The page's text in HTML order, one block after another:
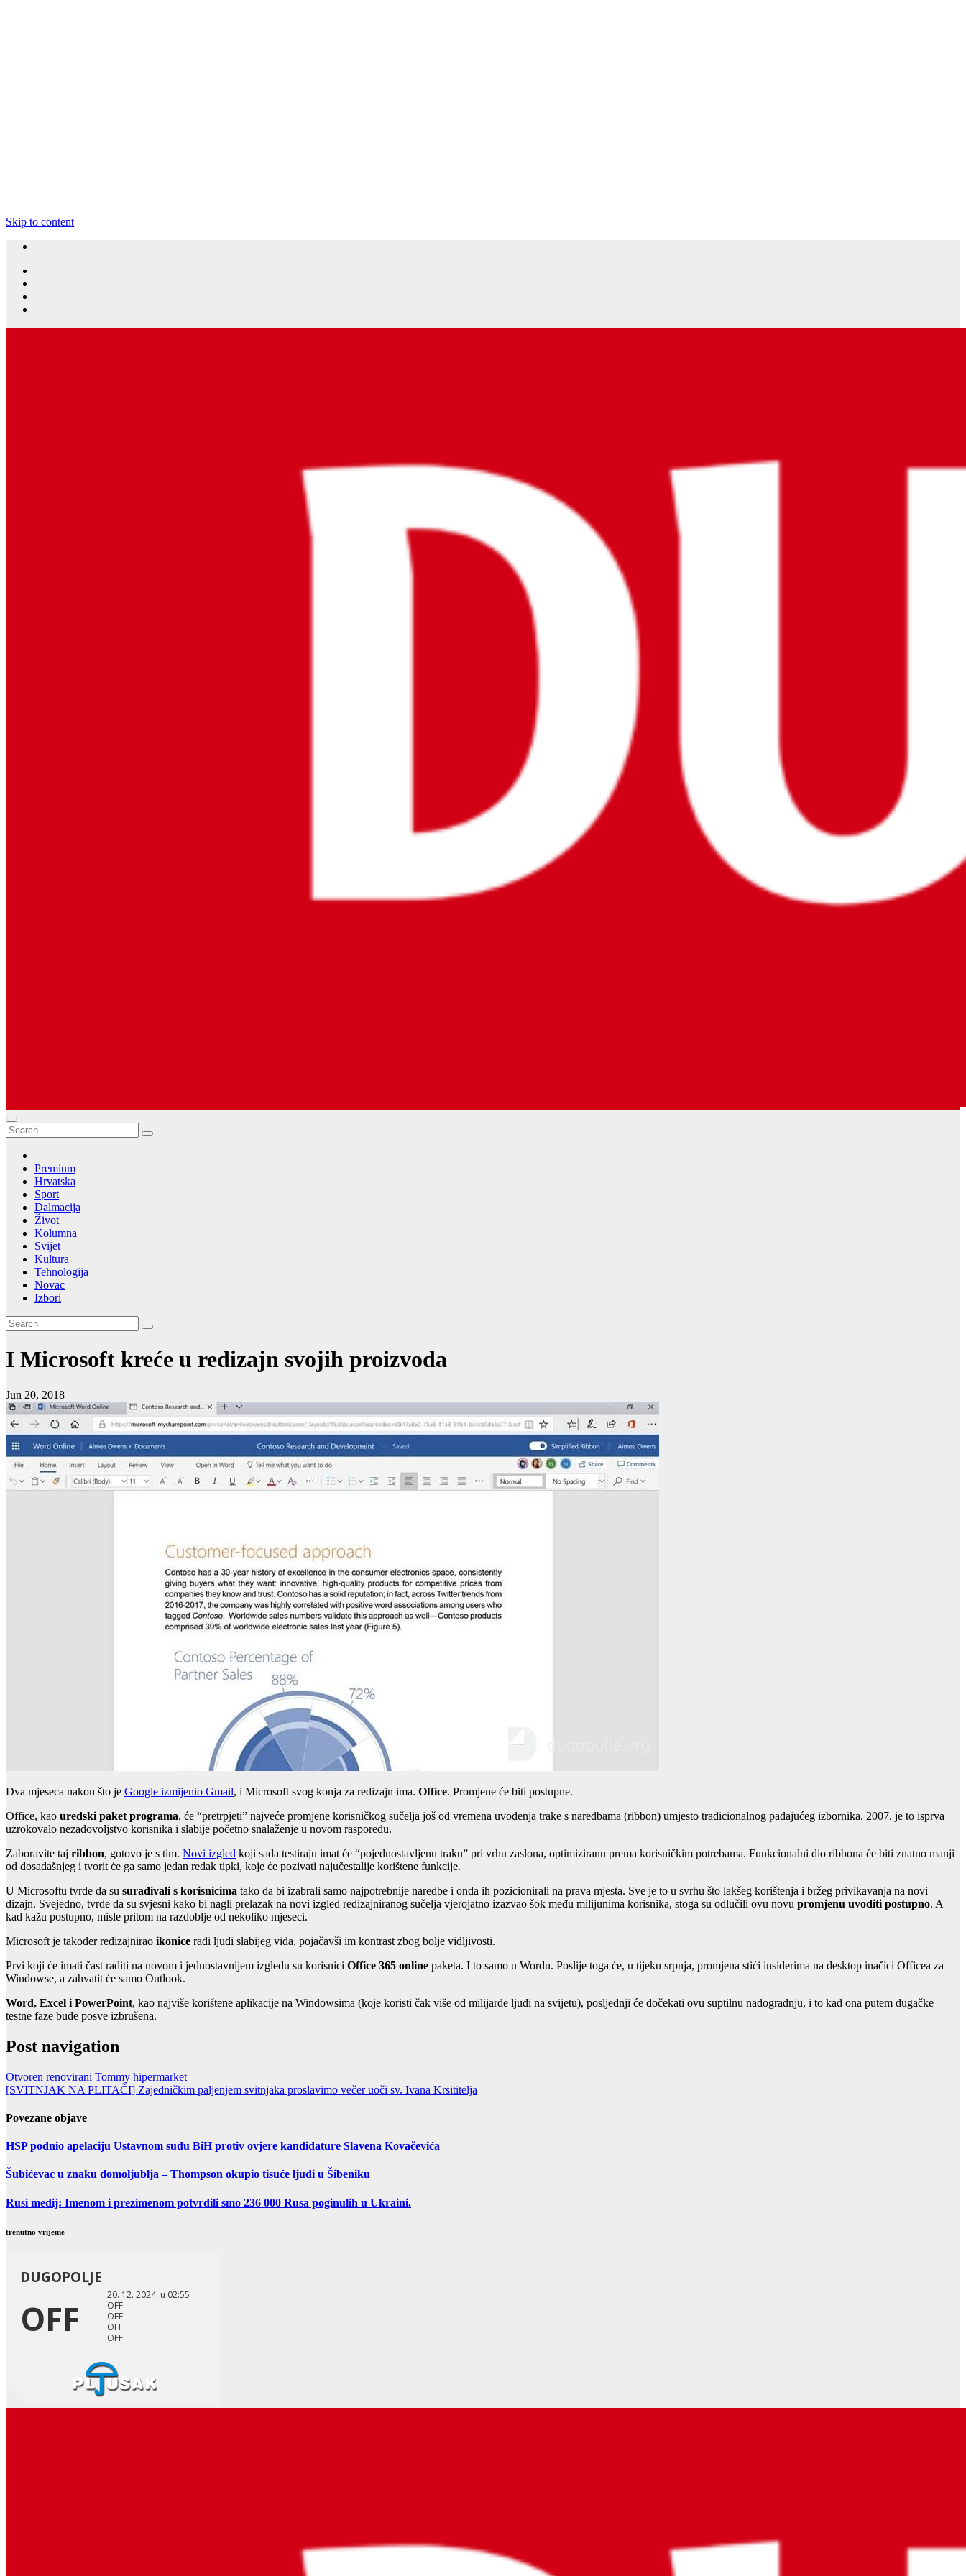
Skip to content
Dugopolje Portal
Najnovije vijesti Hrvatske, Dalmacije i Svijeta
Premium
Hrvatska
Sport
Dalmacija
Život
Kolumna
Svijet
Kultura
Tehnologija
Novac
Izbori
I Microsoft kreće u redizajn svojih proizvoda
Jun 20, 2018
Dva mjeseca nakon što je Google izmijenio Gmail, i Microsoft svog konja za redizajn ima. Office. Promjene će biti postupne.
Office, kao uredski paket programa, će “pretrpjeti” najveće promjene korisničkog sučelja još od vremena uvođenja trake s naredbama (ribbon) umjesto tradicionalnog padajućeg izbornika. 2007. je to isprva
uzrokovalo nezadovoljstvo korisnika i slabije početno snalaženje u novom rasporedu.
Zaboravite taj ribbon, gotovo je s tim. Novi izgled koji sada testiraju imat će “pojednostavljenu traku” pri vrhu zaslona, optimiziranu prema korisničkim potrebama. Funkcionalni dio ribbona će biti znatno manji
od dosadašnjeg i tvorit će ga samo jedan redak tipki, koje će pozivati najučestalije korištene funkcije.
U Microsoftu tvrde da su surađivali s korisnicima tako da bi izabrali samo najpotrebnije naredbe i onda ih pozicionirali na prava mjesta. Sve je to u svrhu što lakšeg korištenja i bržeg privikavanja na novi
dizajn. Svejedno, tvrde da su svjesni kako bi nagli prelazak na novi izgled redizajniranog sučelja vjerojatno izazvao šok među milijunima korisnika, stoga su odlučili ovu novu promjenu uvoditi postupno. A
kad kažu postupno, misle pritom na razdoblje od nekoliko mjeseci.
Microsoft je također redizajnirao ikonice radi ljudi slabijeg vida, pojačavši im kontrast zbog bolje vidljivosti.
Prvi koji će imati čast raditi na novom i jednostavnijem izgledu su korisnici Office 365 online paketa. I to samo u Wordu. Poslije toga će, u tijeku srpnja, promjena stići insiderima na desktop inačici Officea za
Windowse, a zahvatit će samo Outlook.
Word, Excel i PowerPoint, kao najviše korištene aplikacije na Windowsima (koje koristi čak više od milijarde ljudi na svijetu), posljednji će dočekati ovu suptilnu nadogradnju, i to kad ona putem dugačke
testne faze bude posve izbrušena.
Post navigation
Otvoren renovirani Tommy hipermarket
[SVITNJAK NA PLITAČI] Zajedničkim paljenjem svitnjaka proslavimo večer uoči sv. Ivana Krsititelja
Povezane objave
HSP podnio apelaciju Ustavnom sudu BiH protiv ovjere kandidature Slavena Kovačevića
Šubićevac u znaku domoljublja – Thompson okupio tisuće ljudi u Šibeniku
Rusi medij: Imenom i prezimenom potvrdili smo 236 000 Rusa poginulih u Ukraini.
trenutno vrijeme